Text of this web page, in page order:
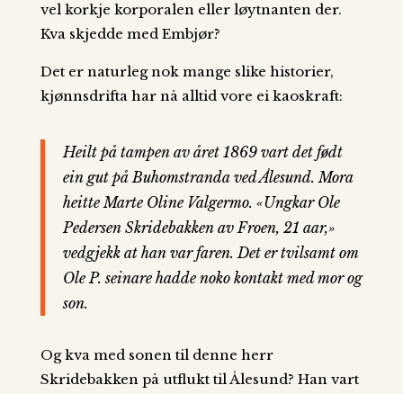
vel korkje korporalen eller løytnanten der.
Kva skjedde med Embjør?
Det er naturleg nok mange slike historier,
kjønnsdrifta har nå alltid vore ei kaoskraft:
Heilt på tampen av året 1869 vart det født
ein gut på Buhomstranda ved Ålesund. Mora
heitte Marte Oline Valgermo. «Ungkar Ole
Pedersen Skridebakken av Froen, 21 aar,»
vedgjekk at han var faren. Det er tvilsamt om
Ole P. seinare hadde noko kontakt med mor og
son.
Og kva med sonen til denne herr
Skridebakken på utflukt til Ålesund? Han vart